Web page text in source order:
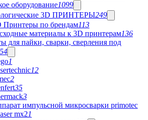
оборудование1099
3D ПРИНТЕРЫ249
Принтеры по брендам113
материалы к 3D принтерам136
для пайки, сварки, сверления под
54
1
12
2
35
3
импульсной микросварки primotec
mx21